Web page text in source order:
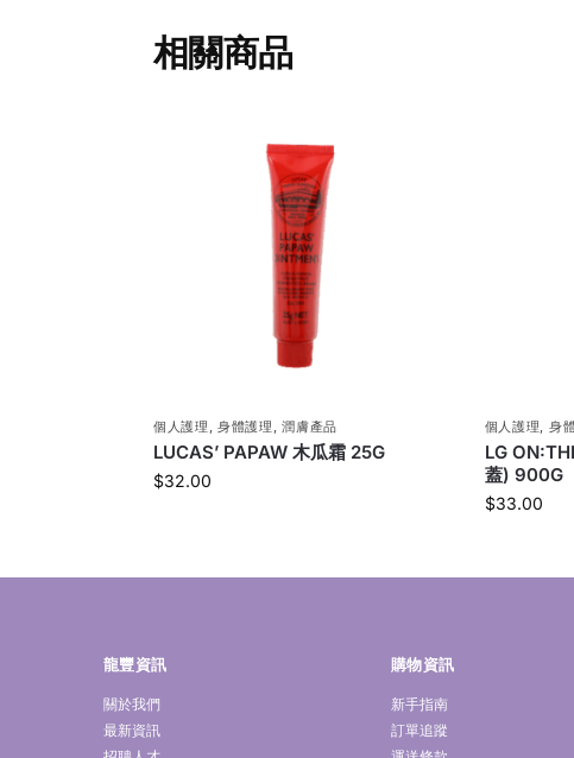
相關商品
個人護理 ,身體護理 ,潤膚產品
LUCAS’ PAPAW 木瓜霜 25G
$32.00
個人護理 身
LG
蓋) 900G
$33.00
龍豐資訊
關於我們
最新資訊
購物資訊
新手指南
訂單追蹤